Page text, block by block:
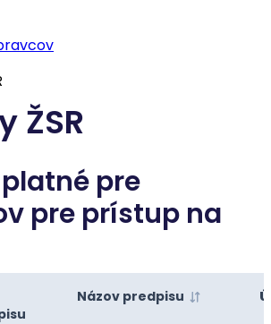
ŽSR
pre
pre prístup na
Názov predpisu